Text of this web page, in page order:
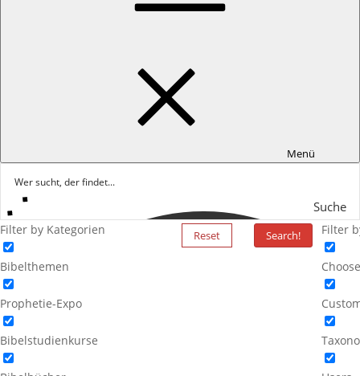
Menü
Suche
Filter by Kategorien
Bibelthemen
Prophetie-Expo
Bibelstudienkurse
Reset Search! Filter